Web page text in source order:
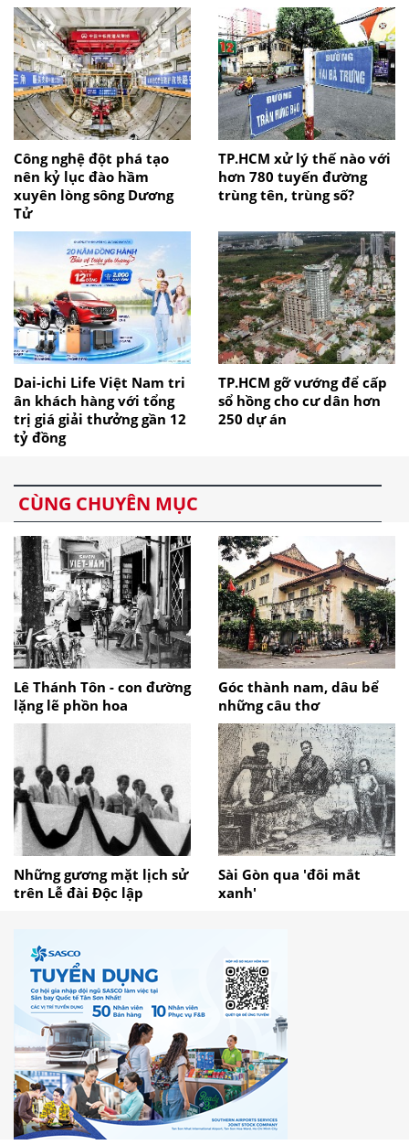
Công nghệ đột phá tạo
nên kỷ lục đào hầm
xuyên lòng sông Dương
Tử
TP.HCM xử lý thế nào với
hơn 780 tuyến đường
trùng tên, trùng số?
Dai-ichi Life Việt Nam tri
ân khách hàng với tổng
trị giá giải thưởng gần 12
tỷ đồng
TP.HCM gỡ vướng để cấp
sổ hồng cho cư dân hơn
250 dự án
CÙNG CHUYÊN MỤC
Lê Thánh Tôn - con đường
lặng lẽ phồn hoa
Góc thành nam, dâu bể
những câu thơ
Những gương mặt lịch sử
trên Lễ đài Độc lập
Sài Gòn qua 'đôi mắt
xanh'